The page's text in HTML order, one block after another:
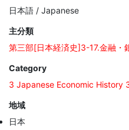
日本語 / Japanese
主分類
第三部[日本経済史]3-17.金融・
Category
3 Japanese Economic History
地域
日本